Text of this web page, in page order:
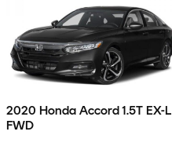
2020 Honda Accord 1.5T EX-L
FWD